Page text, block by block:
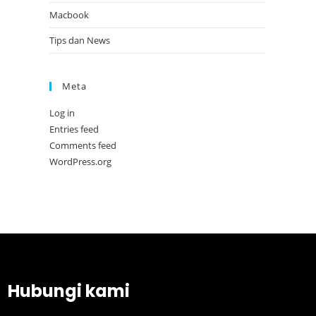
Macbook
Tips dan News
Meta
Log in
Entries feed
Comments feed
WordPress.org
Hubungi kami